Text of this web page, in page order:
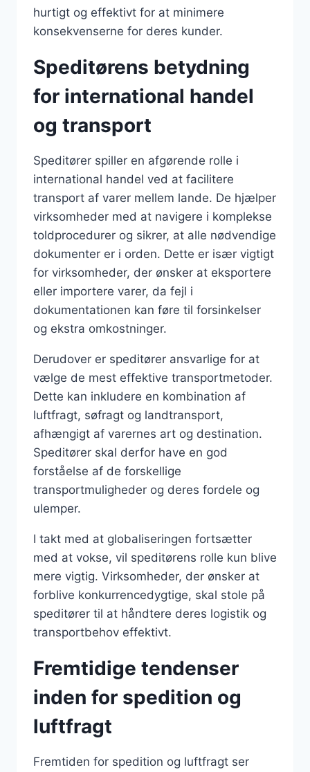
hurtigt og effektivt for at minimere
konsekvenserne for deres kunder.
Speditørens betydning
for international handel
og transport
Speditører spiller en afgørende rolle i
international handel ved at facilitere
transport af varer mellem lande. De hjælper
virksomheder med at navigere i komplekse
toldprocedurer og sikrer, at alle nødvendige
dokumenter er i orden. Dette er især vigtigt
for virksomheder, der ønsker at eksportere
eller importere varer, da fejl i
dokumentationen kan føre til forsinkelser
og ekstra omkostninger.
Derudover er speditører ansvarlige for at
vælge de mest effektive transportmetoder.
Dette kan inkludere en kombination af
luftfragt, søfragt og landtransport,
afhængigt af varernes art og destination.
Speditører skal derfor have en god
forståelse af de forskellige
transportmuligheder og deres fordele og
ulemper.
I takt med at globaliseringen fortsætter
med at vokse, vil speditørens rolle kun blive
mere vigtig. Virksomheder, der ønsker at
forblive konkurrencedygtige, skal stole på
speditører til at håndtere deres logistik og
transportbehov effektivt.
Fremtidige tendenser
inden for spedition og
luftfragt
Fremtiden for spedition og luftfragt ser